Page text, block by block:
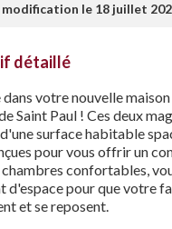
le 18 juillet
détaillé
dans votre nouvelle
Saint Paul ! Ces deux
surface habitable
pour vous offrir un
confortables,
d'espace pour que votre
et se reposent.